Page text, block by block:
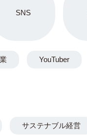
SNS
YouTuber
サステナブル経営